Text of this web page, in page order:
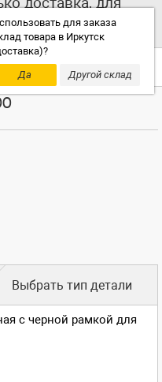
для заказа
товара в Иркутск
Да
Другой склад
выбирайте
склад!
Выбрать тип детали
с черной рамкой для